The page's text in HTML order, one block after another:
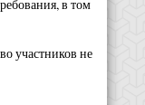
в том
участников не